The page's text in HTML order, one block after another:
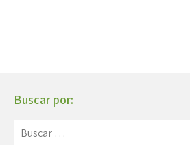
Buscar por: